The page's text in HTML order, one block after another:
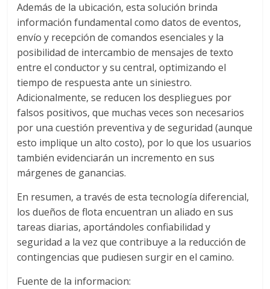
p
o
s
y
M
a
q
u
Además de la ubicación, esta solución brinda
información fundamental como datos de eventos,
envío y recepción de comandos esenciales y la
posibilidad de intercambio de mensajes de texto
entre el conductor y su central, optimizando el
tiempo de respuesta ante un siniestro.
Adicionalmente, se reducen los despliegues por
falsos positivos, que muchas veces son necesarios
por una cuestión preventiva y de seguridad (aunque
esto implique un alto costo), por lo que los usuarios
también evidenciarán un incremento en sus
márgenes de ganancias.
En resumen, a través de esta tecnología diferencial,
los dueños de flota encuentran un aliado en sus
tareas diarias, aportándoles confiabilidad y
seguridad a la vez que contribuye a la reducción de
contingencias que pudiesen surgir en el camino.
Fuente de la informacion: